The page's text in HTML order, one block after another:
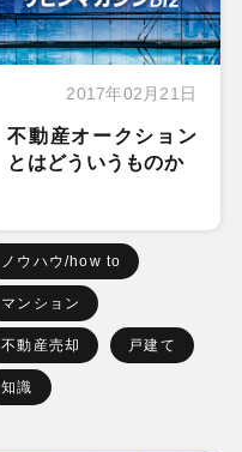
2017年02月21日
不動産オークション
とはどういうものか
ノウハウ/how to
マンション
不動産売却 戸建て
知識